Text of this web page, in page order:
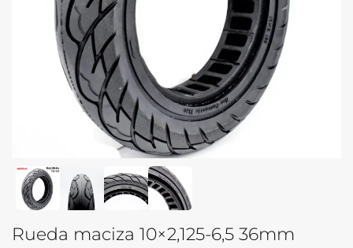
Rueda maciza 10×2,125-6,5 36mm